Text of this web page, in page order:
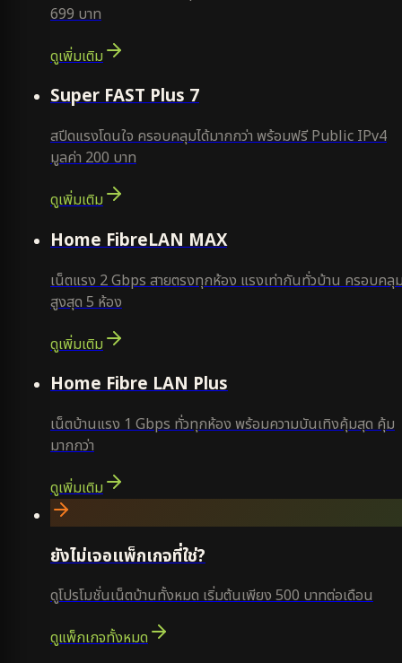
699 บาท
ดูเพิ่มเติม
Super FAST Plus 7
สปีดแรงโดนใจ ครอบคลุมได้มากกว่า พร้อมฟรี Public IPv4
มูลค่า 200 บาท
ดูเพิ่มเติม
Home FibreLAN MAX
เน็ตแรง 2 Gbps สายตรงทุกห้อง แรงเท่ากันทั่วบ้าน ครอบคลุ
สูงสุด 5 ห้อง
ดูเพิ่มเติม
Home Fibre LAN Plus
เน็ตบ้านแรง 1 Gbps ทั่วทุกห้อง พร้อมความบันเทิงคุ้มสุด คุ้ม
มากกว่า
ดูเพิ่มเติม
ยังไม่เจอแพ็กเกจที่ใช่?
ดูโปรโมชั่นเน็ตบ้านทั้งหมด เริ่มต้นเพียง 500 บาทต่อเดือน
ดูแพ็กเกจทั้งหมด